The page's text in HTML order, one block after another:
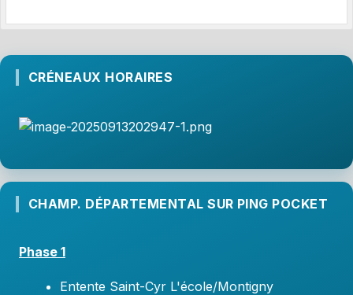
CRÉNEAUX HORAIRES
CHAMP. DÉPARTEMENTAL SUR PING POCKET
Phase 1
Entente Saint-Cyr L'école/Montigny